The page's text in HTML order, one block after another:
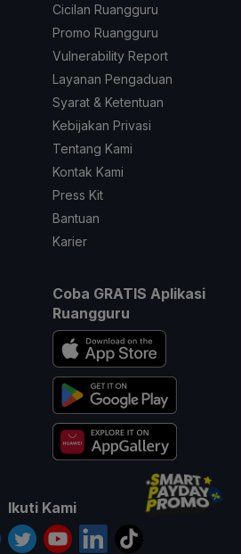
Cicilan Ruangguru
Promo Ruangguru
Vulnerability Report
Layanan Pengaduan
Syarat & Ketentuan
Kebijakan Privasi
Tentang Kami
Kontak Kami
Press Kit
Bantuan
Karier
Coba GRATIS Aplikasi
Ruangguru
Ikuti Kami